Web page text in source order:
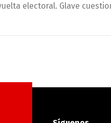
electoral. Glave